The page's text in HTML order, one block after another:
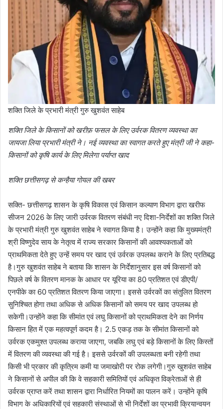
शक्ति जिले के प्रभारी मंत्री गुरु खुशवंत साहेब
शक्ति जिले के किसानों को खरीफ़ फसल के लिए उर्वरक वितरण व्यवस्था का
जायजा लिया प्रभारी मंत्री ने। नई व्यवस्था का स्वागत करते हुए मंत्री जी ने कहा-
किसानों को कृषि कार्य के लिए मिलेगा पर्याप्त खाद
शक्ति छत्तीसगढ़ से कन्हैया गोयल की खबर
सक्ति- छत्तीसगढ़ शासन के कृषि विकास एवं किसान कल्याण विभाग द्वारा खरीफ
सीजन 2026 के लिए जारी उर्वरक वितरण संबंधी नए दिशा-निर्देशों का शक्ति जिले
के प्रभारी मंत्री गुरु खुशवंत साहेब ने स्वागत किया है। उन्होंने कहा कि मुख्यमंत्री
श्री विष्णुदेव साय के नेतृत्व में राज्य सरकार किसानों की आवश्यकताओं को
प्राथमिकता देते हुए उन्हें समय पर खाद एवं उर्वरक उपलब्ध कराने के लिए प्रतिबद्ध
है।गुरु खुशवंत साहेब ने बताया कि शासन के निर्देशानुसार इस वर्ष किसानों को
पिछले वर्ष के वितरण मानक के आधार पर यूरिया का 80 प्रतिशत एवं डीएपी/
एनपीके का 60 प्रतिशत वितरण किया जाएगा। इससे उर्वरकों का संतुलित वितरण
सुनिश्चित होगा तथा अधिक से अधिक किसानों को समय पर खाद उपलब्ध हो
सकेगी।उन्होंने कहा कि सीमांत एवं लघु किसानों को प्राथमिकता देने का निर्णय
किसान हित में एक महत्वपूर्ण कदम है। 2.5 एकड़ तक के सीमांत किसानों को
उर्वरक एकमुश्त उपलब्ध कराया जाएगा, जबकि लघु एवं बड़े किसानों के लिए किस्तों
में वितरण की व्यवस्था की गई है। इससे उर्वरकों की उपलब्धता बनी रहेगी तथा
किसी भी प्रकार की कृत्रिम कमी या जमाखोरी पर रोक लगेगी।गुरु खुशवंत साहेब
ने किसानों से अपील की कि वे सहकारी समितियों एवं अधिकृत विक्रेताओं से ही
उर्वरक प्राप्त करें तथा शासन द्वारा निर्धारित नियमों का पालन करें। उन्होंने कृषि
विभाग के अधिकारियों एवं सहकारी संस्थाओं से भी निर्देशों का प्रभावी क्रियान्वयन